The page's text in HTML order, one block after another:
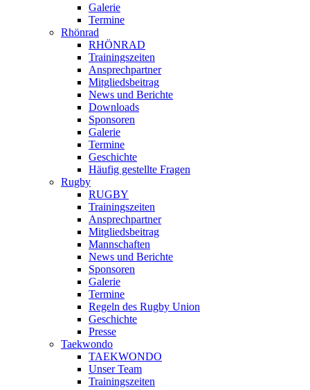
Galerie
Termine
Rhönrad
RHÖNRAD
Trainingszeiten
Ansprechpartner
Mitgliedsbeitrag
News und Berichte
Downloads
Sponsoren
Galerie
Termine
Geschichte
Häufig gestellte Fragen
Rugby
RUGBY
Trainingszeiten
Ansprechpartner
Mitgliedsbeitrag
Mannschaften
News und Berichte
Sponsoren
Galerie
Termine
Regeln des Rugby Union
Geschichte
Presse
Taekwondo
TAEKWONDO
Unser Team
Trainingszeiten